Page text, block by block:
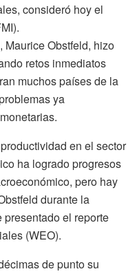
consideró hoy el
Maurice Obstfeld, hizo
retos inmediatos
muchos países de la
ya
en el sector
ha logrado progresos
pero hay
durante la
el reporte
(WEO).
de punto su